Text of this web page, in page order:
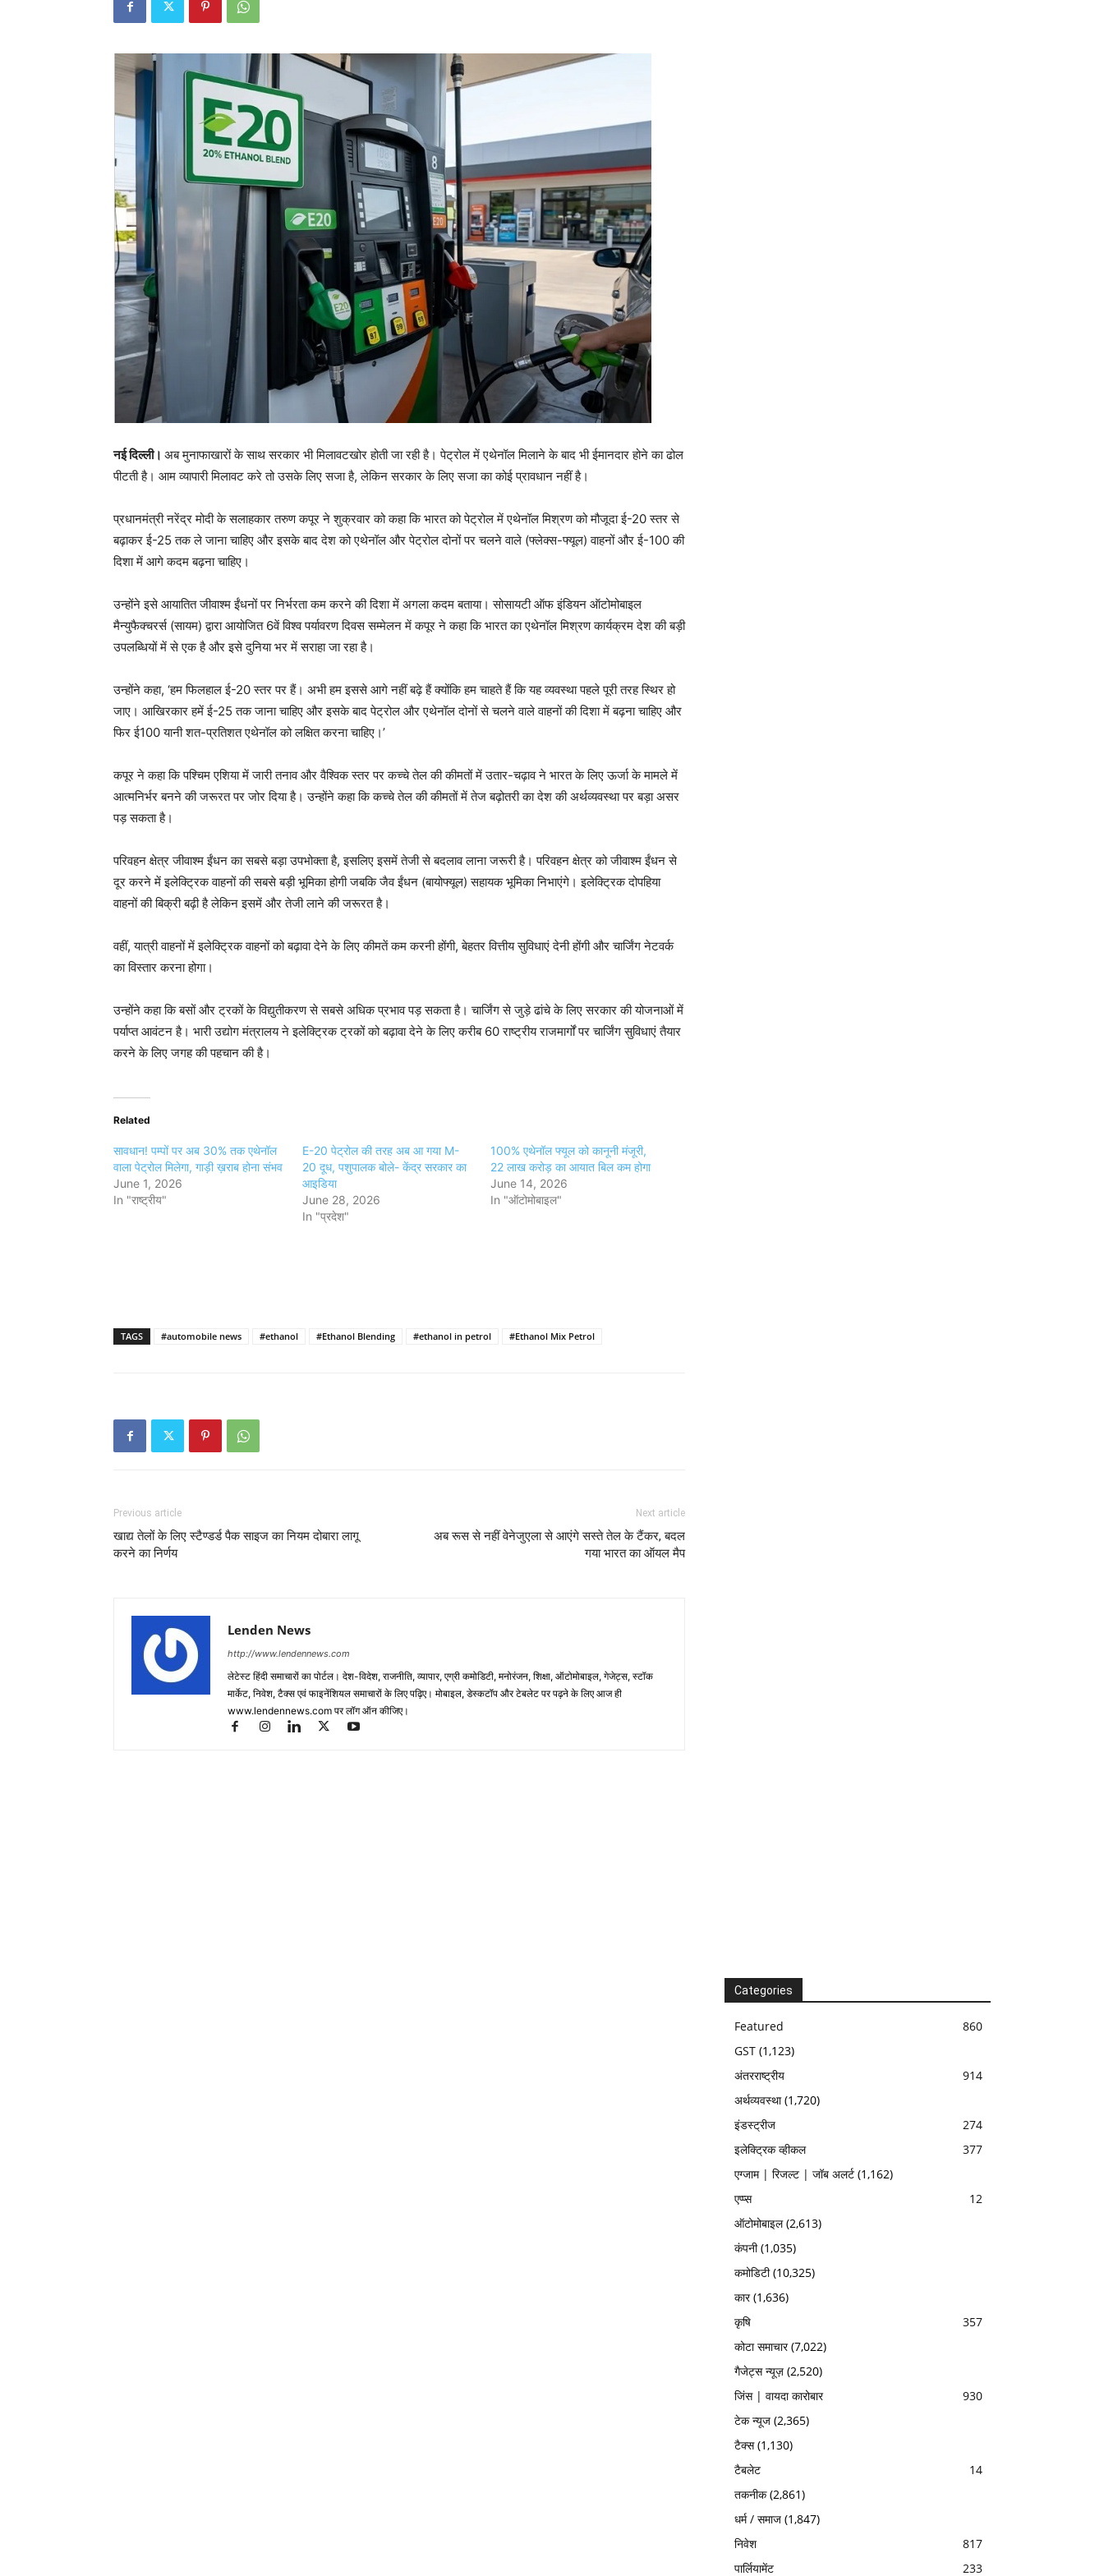
नई दिल्ली। अब मुनाफाखारों के साथ सरकार भी मिलावटखोर होती जा रही है। पेट्रोल में एथेनॉल मिलाने के बाद भी ईमानदार होने का ढोल
पीटती है। आम व्यापारी मिलावट करे तो उसके लिए सजा है, लेकिन सरकार के लिए सजा का कोई प्रावधान नहीं है।
प्रधानमंत्री नरेंद्र मोदी के सलाहकार तरुण कपूर ने शुक्रवार को कहा कि भारत को पेट्रोल में एथेनॉल मिश्रण को मौजूदा ई-20 स्तर से
बढ़ाकर ई-25 तक ले जाना चाहिए और इसके बाद देश को एथेनॉल और पेट्रोल दोनों पर चलने वाले (फ्लेक्स-फ्यूल) वाहनों और ई-100 की
दिशा में आगे कदम बढ़ना चाहिए।
उन्होंने इसे आयातित जीवाश्म ईंधनों पर निर्भरता कम करने की दिशा में अगला कदम बताया। सोसायटी ऑफ इंडियन ऑटोमोबाइल
मैन्युफैक्चरर्स (सायम) द्वारा आयोजित 6वें विश्व पर्यावरण दिवस सम्मेलन में कपूर ने कहा कि भारत का एथेनॉल मिश्रण कार्यक्रम देश की बड़ी
उपलब्धियों में से एक है और इसे दुनिया भर में सराहा जा रहा है।
उन्होंने कहा, ‘हम फिलहाल ई-20 स्तर पर हैं। अभी हम इससे आगे नहीं बढ़े हैं क्योंकि हम चाहते हैं कि यह व्यवस्था पहले पूरी तरह स्थिर हो
जाए। आखिरकार हमें ई-25 तक जाना चाहिए और इसके बाद पेट्रोल और एथेनॉल दोनों से चलने वाले वाहनों की दिशा में बढ़ना चाहिए और
फिर ई100 यानी शत-प्रतिशत एथेनॉल को लक्षित करना चाहिए।’
कपूर ने कहा कि पश्चिम एशिया में जारी तनाव और वैश्विक स्तर पर कच्चे तेल की कीमतों में उतार-चढ़ाव ने भारत के लिए ऊर्जा के मामले में
आत्मनिर्भर बनने की जरूरत पर जोर दिया है। उन्होंने कहा कि कच्चे तेल की कीमतों में तेज बढ़ोतरी का देश की अर्थव्यवस्था पर बड़ा असर
पड़ सकता है।
परिवहन क्षेत्र जीवाश्म ईंधन का सबसे बड़ा उपभोक्ता है, इसलिए इसमें तेजी से बदलाव लाना जरूरी है। परिवहन क्षेत्र को जीवाश्म ईंधन से
दूर करने में इलेक्ट्रिक वाहनों की सबसे बड़ी भूमिका होगी जबकि जैव ईंधन (बायोफ्यूल) सहायक भूमिका निभाएंगे। इलेक्ट्रिक दोपहिया
वाहनों की बिक्री बढ़ी है लेकिन इसमें और तेजी लाने की जरूरत है।
वहीं, यात्री वाहनों में इलेक्ट्रिक वाहनों को बढ़ावा देने के लिए कीमतें कम करनी होंगी, बेहतर वित्तीय सुविधाएं देनी होंगी और चार्जिंग नेटवर्क
का विस्तार करना होगा।
उन्होंने कहा कि बसों और ट्रकों के विद्युतीकरण से सबसे अधिक प्रभाव पड़ सकता है। चार्जिंग से जुड़े ढांचे के लिए सरकार की योजनाओं में
पर्याप्त आवंटन है। भारी उद्योग मंत्रालय ने इलेक्ट्रिक ट्रकों को बढ़ावा देने के लिए करीब 60 राष्ट्रीय राजमार्गों पर चार्जिंग सुविधाएं तैयार
करने के लिए जगह की पहचान की है।
Related
सावधान! पम्पों पर अब 30% तक एथेनॉल
वाला पेट्रोल मिलेगा, गाड़ी ख़राब होना संभव
June 1, 2026
In "राष्ट्रीय"
E-20 पेट्रोल की तरह अब आ गया M-
20 दूध, पशुपालक बोले- केंद्र सरकार का
आइडिया
June 28, 2026
In "प्रदेश"
100% एथेनॉल फ्यूल को कानूनी मंजूरी,
22 लाख करोड़ का आयात बिल कम होगा
June 14, 2026
In "ऑटोमोबाइल"
TAGS #automobile news #ethanol #Ethanol Blending #ethanol in petrol #Ethanol Mix Petrol
Previous article
खाद्य तेलों के लिए स्टैण्डर्ड पैक साइज का नियम दोबारा लागू
करने का निर्णय
Next article
अब रूस से नहीं वेनेजुएला से आएंगे सस्ते तेल के टैंकर, बदल
गया भारत का ऑयल मैप
Lenden News
http://www.lendennews.com
लेटेस्ट हिंदी समाचारों का पोर्टल। देश-विदेश, राजनीति, व्यापार, एग्री कमोडिटी, मनोरंजन, शिक्षा, ऑटोमोबाइल, गेजेट्स, स्टॉक
मार्केट, निवेश, टैक्स एवं फाइनेंशियल समाचारों के लिए पढ़िए। मोबाइल, डेस्कटॉप और टेबलेट पर पढ़ने के लिए आज ही
www.lendennews.com पर लॉग ऑन कीजिए।
Categories
Featured
860
GST (1,123)
अंतरराष्ट्रीय
914
अर्थव्यवस्था(1,720)
इंडस्ट्रीज
274
इलेक्ट्रिक व्हीकल
377
एग्जाम | रिजल्ट | जॉब अलर्ट (1,162)
एप्प्स
12
ऑटोमोबाइल(2,613)
कंपनी(1,035)
कमोडिटी(10,325)
कार(1,636)
कृषि
357
कोटा समाचार(7,022)
गैजेट्स न्यूज़ (2,520)
जिंस | वायदा कारोबार
930
टेक न्यूज (2,365)
टैक्स(1,130)
टैबलेट
14
तकनीक(2,861)
धर्म / समाज (1,847)
निवेश
817
पार्लियामेंट
233